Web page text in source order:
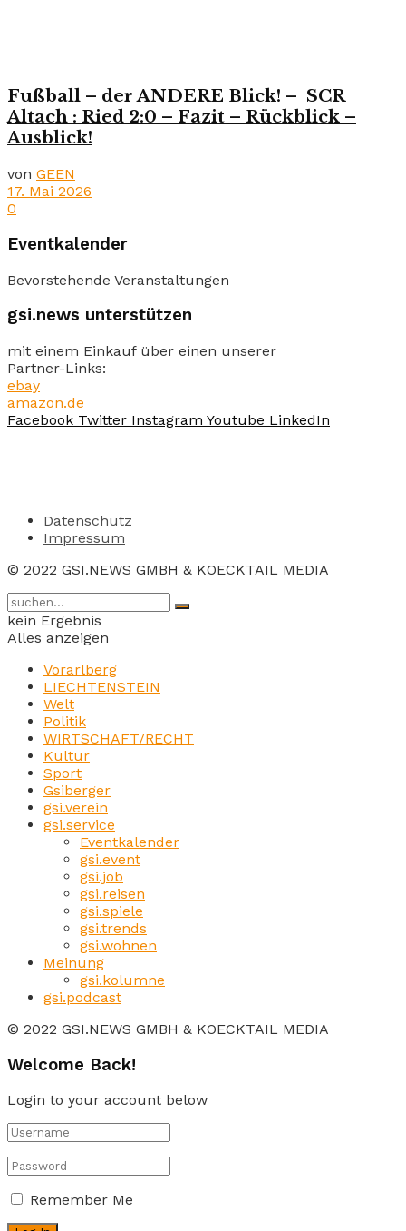
Fußball – der ANDERE Blick! – SCR
Altach : Ried 2:0 – Fazit – Rückblick –
Ausblick!
von GEEN
17. Mai 2026
0
Eventkalender
Bevorstehende Veranstaltungen
gsi.news unterstützen
mit einem Einkauf über einen unserer
Partner-Links:
ebay
amazon.de
Facebook Twitter Instagram Youtube LinkedIn
Datenschutz
Impressum
© 2022 GSI.NEWS GMBH & KOECKTAIL MEDIA
kein Ergebnis
Alles anzeigen
Vorarlberg
LIECHTENSTEIN
Welt
Politik
WIRTSCHAFT/RECHT
Kultur
Sport
Gsiberger
gsi.verein
gsi.service
Eventkalender
gsi.event
gsi.job
gsi.reisen
gsi.spiele
gsi.trends
gsi.wohnen
Meinung
gsi.kolumne
gsi.podcast
© 2022 GSI.NEWS GMBH & KOECKTAIL MEDIA
Welcome Back!
Login to your account below
Remember Me